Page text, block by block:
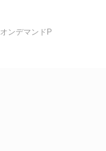
オンデマンドP